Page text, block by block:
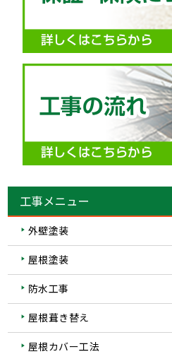
工事メニュー
外壁塗装
屋根塗装
防水工事
屋根葺き替え
屋根カバー工法